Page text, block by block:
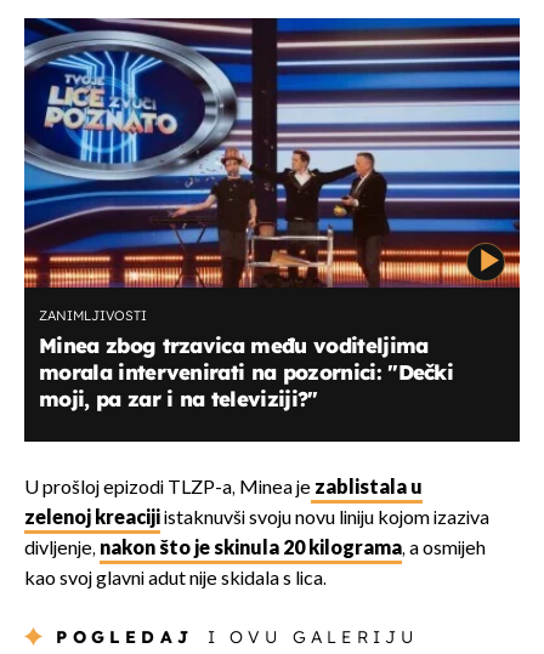
ZANIMLJIVOSTI
Minea zbog trzavica među voditeljima
morala intervenirati na pozornici: "Dečki
moji, pa zar i na televiziji?"
U prošloj epizodi TLZP-a, Minea je zablistala u
zelenoj kreacijiistaknuvši svoju novu liniju kojom izaziva
divljenje, nakon što je skinula 20 kilograma, a osmijeh
kao svoj glavni adut nije skidala s lica.
POGLEDAJ I OVU GALERIJU